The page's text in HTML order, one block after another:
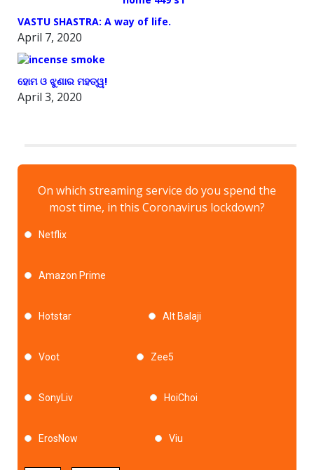
VASTU SHASTRA: A way of life.
April 7, 2020
ହୋମ ଓ ଝୁଣାର ମହତ୍ୱ!
April 3, 2020
On which streaming service do you spend the
most time, in this Coronavirus lockdown?
Netflix
Amazon Prime
Hotstar Alt Balaji
Voot Zee5
SonyLiv HoiChoi
ErosNow Viu